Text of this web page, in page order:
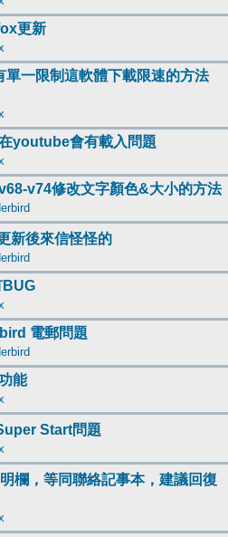
更新
單一限制這軟體下載限速的方法
youtube會有載入問題
v74修改文字顏色&大小的方法
新後來信怪怪的
BUG
電郵問題
能
Start問題
欄，等同聯絡記事本，建議回復